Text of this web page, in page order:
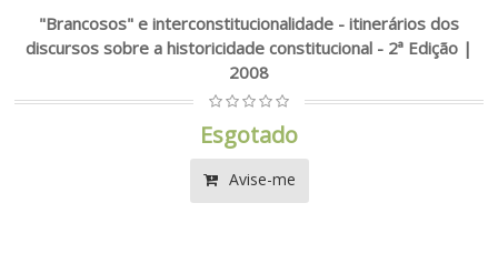
"Brancosos" e interconstitucionalidade - itinerários dos
discursos sobre a historicidade constitucional - 2ª Edição |
2008
Esgotado
Avise-me